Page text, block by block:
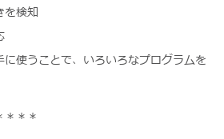
を検知
使うことで、いろいろなプログラムを
＊＊＊